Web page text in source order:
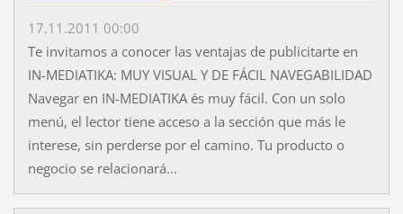
17.11.2011 00:00
Te invitamos a conocer las ventajas de publicitarte en
IN-MEDIATIKA: MUY VISUAL Y DE FÁCIL NAVEGABILIDAD
Navegar en IN-MEDIATIKA és muy fácil. Con un solo
menú, el lector tiene acceso a la sección que más le
interese, sin perderse por el camino. Tu producto o
negocio se relacionará...